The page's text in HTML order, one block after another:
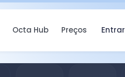
Entrar
Octa Hub Preços